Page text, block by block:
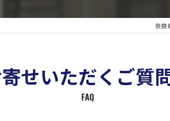
奈良
せいただくご質
FAQ